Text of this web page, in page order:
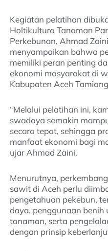
Kegiatan pelatihan
Holtikultura Tanaman
Perkebunan, Ahmad
menyampaikan bahwa
memiliki peran penting
ekonomi masyarakat di
Kabupaten Aceh
“Melalui pelatihan ini,
swadaya semakin
secara tepat, sehingga
manfaat ekonomi bagi
ujar Ahmad Zaini.
Menurutnya,
sawit di Aceh perlu
pengetahuan pekebun,
daya, penggunaan benih
tanaman, serta
dengan prinsip